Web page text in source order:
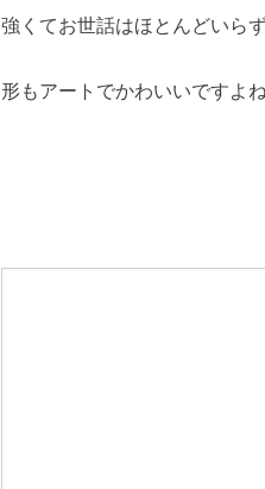
強くてお世話はほとんどいら
形もアートでかわいいですよ